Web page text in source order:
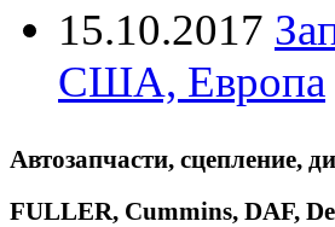
15.10.2017
США, Европа
Автозапчасти, сцепление,
FULLER, Cummins, DAF,